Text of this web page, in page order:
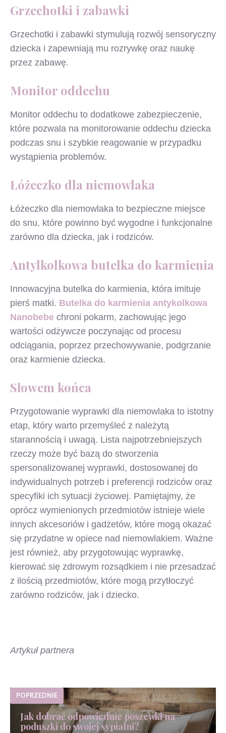
Grzechotki i zabawki
Grzechotki i zabawki stymulują rozwój sensoryczny
dziecka i zapewniają mu rozrywkę oraz naukę
przez zabawę.
Monitor oddechu
Monitor oddechu to dodatkowe zabezpieczenie,
które pozwala na monitorowanie oddechu dziecka
podczas snu i szybkie reagowanie w przypadku
wystąpienia problemów.
Łóżeczko dla niemowlaka
Łóżeczko dla niemowlaka to bezpieczne miejsce
do snu, które powinno być wygodne i funkcjonalne
zarówno dla dziecka, jak i rodziców.
Antylkolkowa butelka do karmienia
Innowacyjna butelka do karmienia, która imituje
pierś matki. Butelka do karmienia antykolkowa
Nanobebe chroni pokarm, zachowując jego
wartości odżywcze poczynając od procesu
odciągania, poprzez przechowywanie, podgrzanie
oraz karmienie dziecka.
Słowem końca
Przygotowanie wyprawki dla niemowlaka to istotny
etap, który warto przemyśleć z należytą
starannością i uwagą. Lista najpotrzebniejszych
rzeczy może być bazą do stworzenia
spersonalizowanej wyprawki, dostosowanej do
indywidualnych potrzeb i preferencji rodziców oraz
specyfiki ich sytuacji życiowej. Pamiętajmy, że
oprócz wymienionych przedmiotów istnieje wiele
innych akcesoriów i gadżetów, które mogą okazać
się przydatne w opiece nad niemowlakiem. Ważne
jest również, aby przygotowując wyprawkę,
kierować się zdrowym rozsądkiem i nie przesadzać
z ilością przedmiotów, które mogą przytłoczyć
zarówno rodziców, jak i dziecko.
Artykuł partnera
POPRZEDNIE
Jak dobrać odpowiednie poszewki na
poduszki do swojej sypialni?